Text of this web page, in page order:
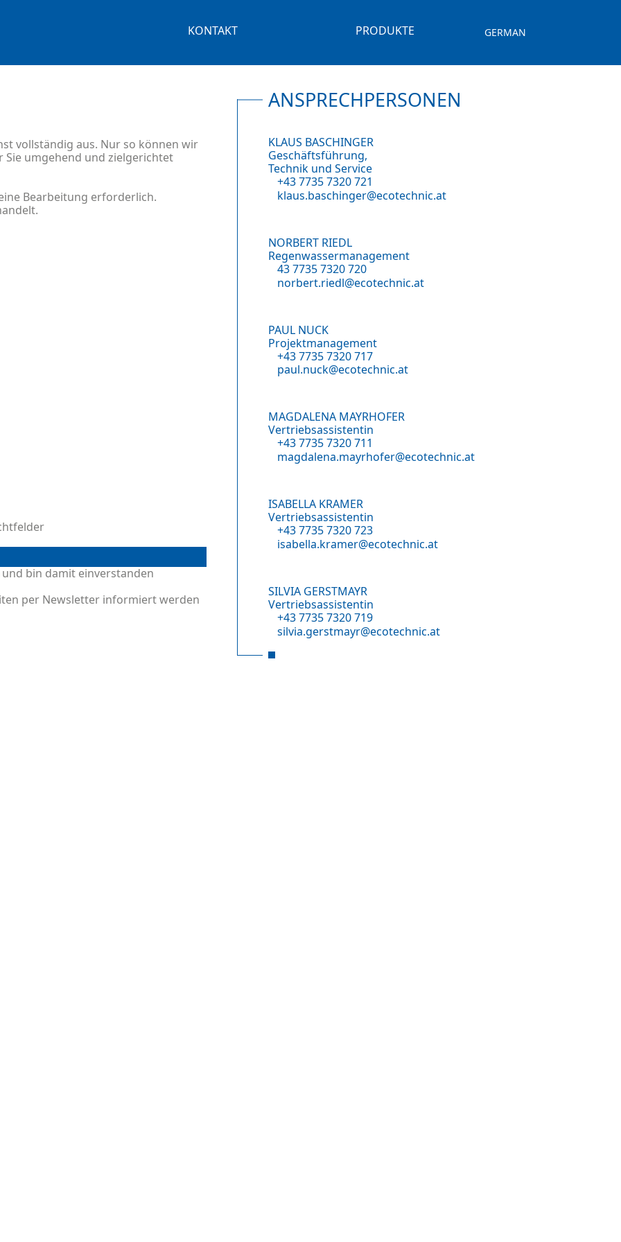
KONTAKT PRODUKTE GERMAN
vollständig aus. Nur so können wir
umgehend und zielgerichtet
Bearbeitung erforderlich.
und bin damit einverstanden
per Newsletter informiert werden
ANSPRECHPERSONEN
KLAUS BASCHINGER
Geschäftsführung,
Technik und Service
+43 7735 7320 721
klaus.baschinger@ecotechnic.at
NORBERT RIEDL
Regenwassermanagement
43 7735 7320 720
norbert.riedl@ecotechnic.at
PAUL NUCK
Projektmanagement
+43 7735 7320 717
paul.nuck@ecotechnic.at
MAGDALENA MAYRHOFER
Vertriebsassistentin
+43 7735 7320 711
magdalena.mayrhofer@ecotechnic.at
ISABELLA KRAMER
Vertriebsassistentin
+43 7735 7320 723
isabella.kramer@ecotechnic.at
SILVIA GERSTMAYR
Vertriebsassistentin
+43 7735 7320 719
silvia.gerstmayr@ecotechnic.at